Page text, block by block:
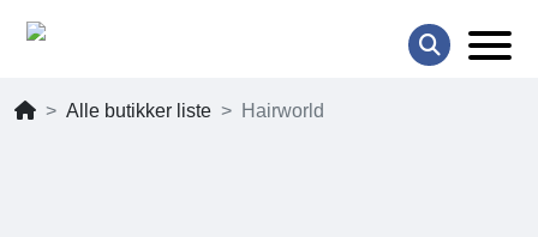
Alle butikker liste Hairworld